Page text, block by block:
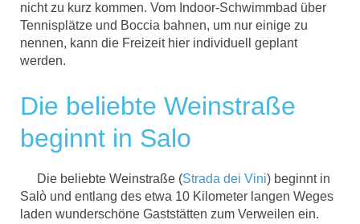
nicht zu kurz kommen. Vom Indoor-Schwimmbad über
Tennisplätze und Boccia bahnen, um nur einige zu
nennen, kann die Freizeit hier individuell geplant
werden.
Die beliebte Weinstraße
beginnt in Salo
Die beliebte Weinstraße (Strada dei Vini) beginnt in
Salò und entlang des etwa 10 Kilometer langen Weges
laden wunderschöne Gaststätten zum Verweilen ein.